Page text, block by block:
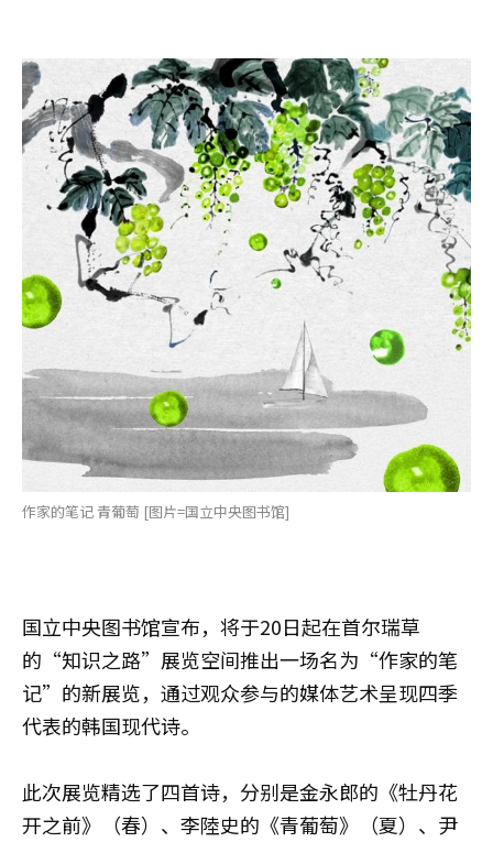
作家的笔记 青葡萄 [图片=国立中央图书馆]
国立中央图书馆宣布，将于20日起在首尔瑞草
的“知识之路”展览空间推出一场名为“作家的笔
记”的新展览，通过观众参与的媒体艺术呈现四季
代表的韩国现代诗。
此次展览精选了四首诗，分别是金永郎的《牡丹花
开之前》（春）、李陸史的《青葡萄》（夏）、尹